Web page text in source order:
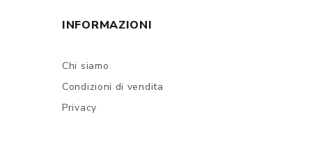
INFORMAZIONI
Chi siamo
Condizioni di vendita
Privacy